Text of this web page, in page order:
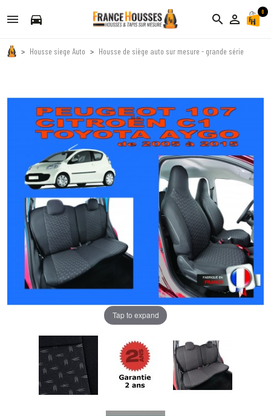
directions_car search person_outline
0
Housse siege Auto Housse de siège auto sur mesure - grande série
Tap to expand